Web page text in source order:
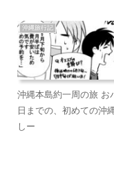
ブックで準備を始めま
沖縄旅行記
沖縄本島約一周の旅 お
日までの、初めての沖
しー